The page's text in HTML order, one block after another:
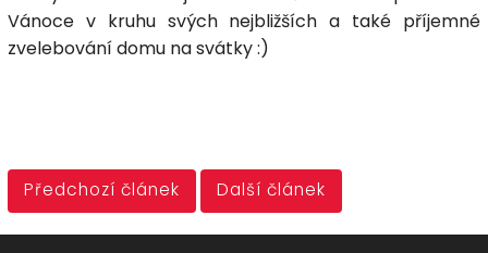
Vánoce v kruhu svých nejbližších a také příjemné
zvelebování domu na svátky :)
Předchozí článek Další článek